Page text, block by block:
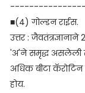
■(4) गोल्डन राईस.
उत्तर :
'अ'ने समृद्ध असलेली
अधिक बीटा
होय.